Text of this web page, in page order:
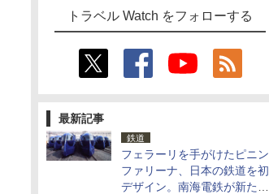
トラベル Watch をフォローする
最新記事
鉄道
フェラーリを手がけたピニン
ファリーナ、日本の鉄道を初
デザイン。南海電鉄が新たな